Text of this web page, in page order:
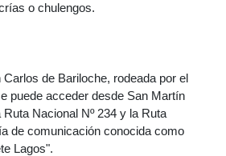
o chulengos.
Carlos de Bariloche, rodeada por el
puede acceder desde San Martín
Nacional Nº 234 y la Ruta
de comunicación conocida como
Lagos".